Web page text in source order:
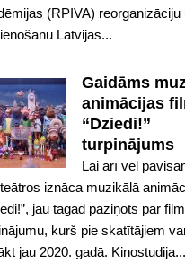
(RPIVA) reorganizāciju
Latvijas...
Gaidāms
animācijas
“Dziedi!”
turpinājums
Lai arī vēl
iznāca muzikālā
jau tagad paziņots par
kurš pie skatītājiem
jau 2020. gadā. Kinostudija...